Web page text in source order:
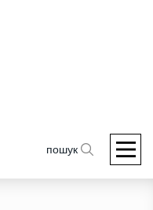
пошук